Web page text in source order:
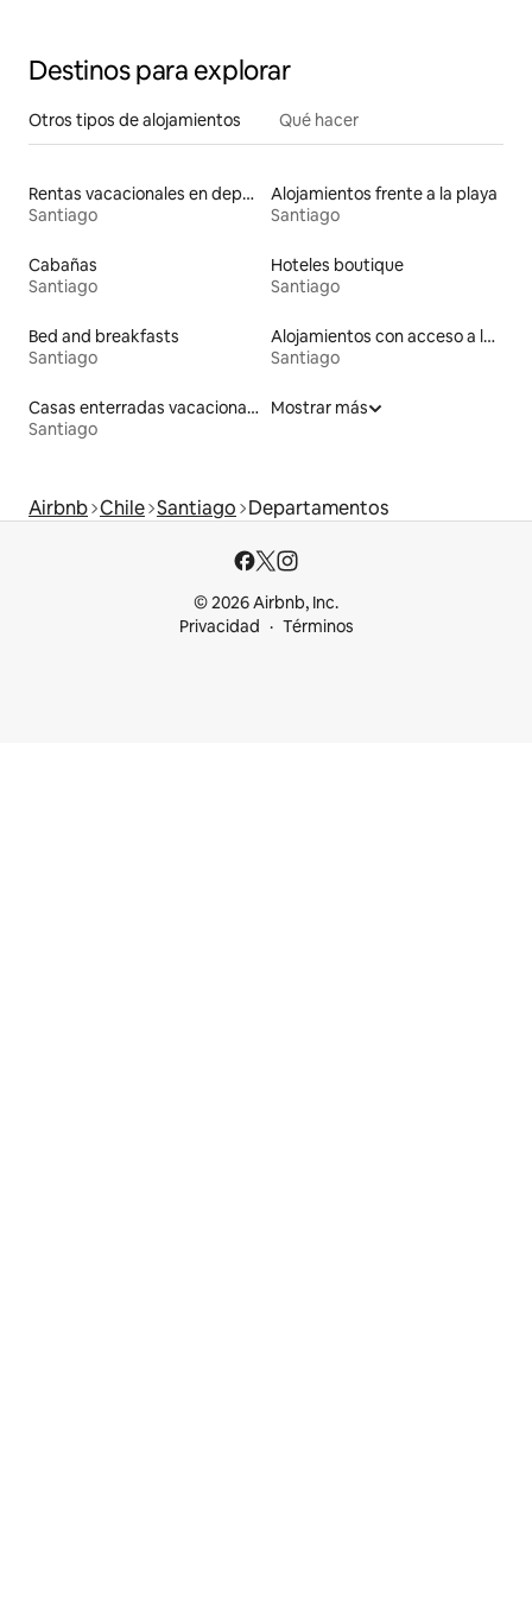
Destinos para explorar
Otros tipos de alojamientos Qué hacer
Rentas vacacionales en departamentos con cama de altura accesible
Santiago
Alojamientos frente a la playa
Santiago
Cabañas
Santiago
Hoteles boutique
Santiago
Bed and breakfasts
Santiago
Alojamientos con acceso a las pistas de esquí
Santiago
Casas enterradas vacacionales
Santiago
Mostrar más
Airbnb Chile Santiago Departamentos
© 2026 Airbnb, Inc.
Privacidad
Términos